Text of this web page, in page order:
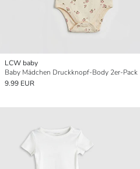
LCW baby
Baby Mädchen Druckknopf-Body 2er-Pack
9.99 EUR